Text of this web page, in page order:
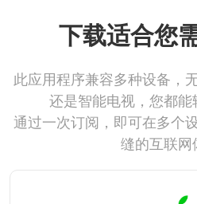
下载适合您
此应用程序兼容多种设备，
还是智能电视，您都能
通过一次订阅，即可在多个
缝的互联网